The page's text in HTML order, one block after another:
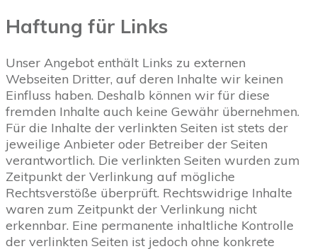
Haftung für Links
Unser Angebot enthält Links zu externen
Webseiten Dritter, auf deren Inhalte wir keinen
Einfluss haben. Deshalb können wir für diese
fremden Inhalte auch keine Gewähr übernehmen.
Für die Inhalte der verlinkten Seiten ist stets der
jeweilige Anbieter oder Betreiber der Seiten
verantwortlich. Die verlinkten Seiten wurden zum
Zeitpunkt der Verlinkung auf mögliche
Rechtsverstöße überprüft. Rechtswidrige Inhalte
waren zum Zeitpunkt der Verlinkung nicht
erkennbar. Eine permanente inhaltliche Kontrolle
der verlinkten Seiten ist jedoch ohne konkrete